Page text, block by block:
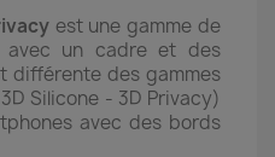
est une gamme de
avec un cadre et des
différente des gammes
Silicone - 3D Privacy)
avec des bords